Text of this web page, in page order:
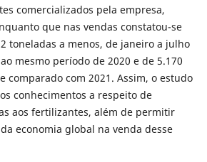
comercializados pela empresa,
que nas vendas constatou-se
toneladas a menos, de janeiro a julho
mesmo período de 2020 e de 5.170
comparado com 2021. Assim, o estudo
conhecimentos a respeito de
aos fertilizantes, além de permitir
economia global na venda desse